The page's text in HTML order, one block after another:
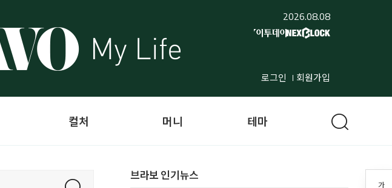
2026.08.08
로그인 회원가입
가
컬처 머니 테마
브라보 인기뉴스